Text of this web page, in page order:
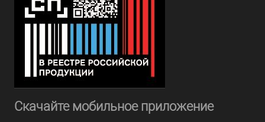
Скачайте мобильное приложение